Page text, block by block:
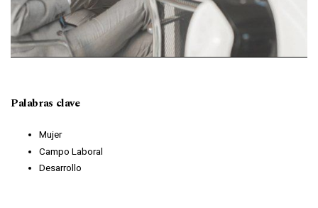
Palabras clave
Mujer
Campo Laboral
Desarrollo